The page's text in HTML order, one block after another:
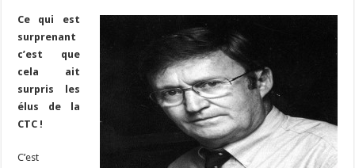
Ce qui est
surprenant
c’est que
cela ait
surpris les
élus de la
CTC !
C’est